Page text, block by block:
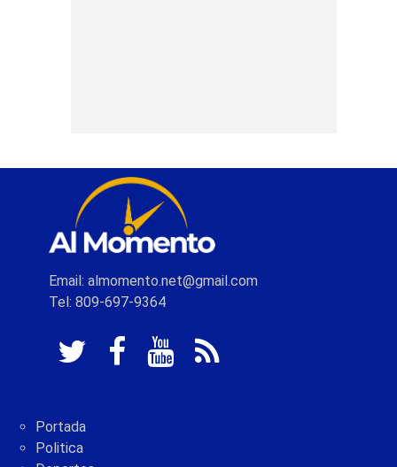
Email: almomento.net@gmail.com
Tel: 809-697-9364
Portada
Politica